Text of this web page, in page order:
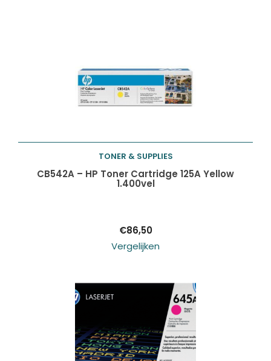
Toevoegen aan
TONER & SUPPLIES
CB542A – HP Toner Cartridge 125A Yellow
1.400vel
€86,50
Vergelijken
Producten
zoeken ZOEKEN